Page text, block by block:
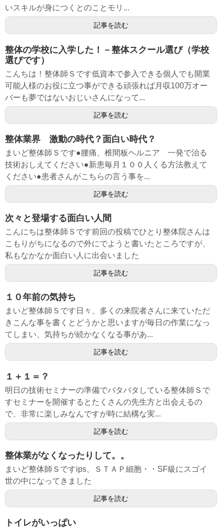
いスキルが身につくとのことモリ...
記事を読む
整体の学校に入学した！－整体スクール選び（学校
選びです）
こんちは！整体師Ｓです低資本で参入できる個人でも開業
可能人様のお役に立つ事ができる頑張れば月収100万オー
バーも夢ではないおじいさんになって...
記事を読む
整体業界 激動の時代？面白い時代？
まいど整体師Ｓです●腰痛、椎間板ヘルニア 一発で治る
技術おしえてください●新患毎月１００人くる方法教えて
ください●患者さんがこちらの言う事を...
記事を読む
次々と登場する面白い人間
こんにちは整体師Ｓです前回の投稿でひとり整体院さんは
こもりがちになるので外にでようと書いたところですが、
私もなかなか面白い人に出会いました
記事を読む
１０年前の気持ち
まいど整体師Ｓです日々、多くの来院者さんに来ていただ
きこんな事を書くとどうかと思いますが毎日の作業になっ
てしまい、気持ちが続かなくなる事があ...
記事を読む
１＋１＝？
明日の技術セミナーの準備でバタバタしている整体師Ｓで
すセミナーを開催するとたくさんの先生方と出会えるの
で、非常に楽しみなんですが時に結構な実...
記事を読む
整体業がなくなったりして。。
まいど整体師Ｓですips、ＳＴＡＰ細胞・・SF級にスゴイ
世の中になってきました
記事を読む
トイレがいっぱい